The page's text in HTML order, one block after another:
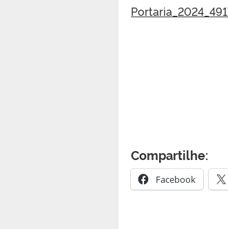
Compartilhe:
Facebook